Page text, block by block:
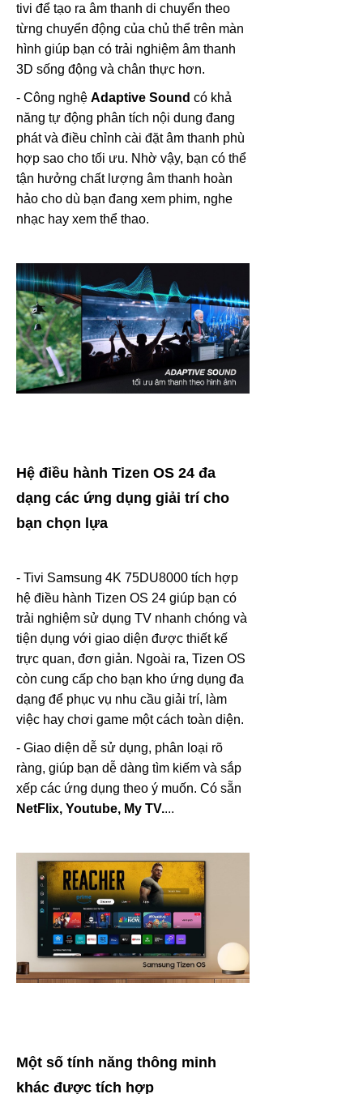
tivi để tạo ra âm thanh di chuyển theo
từng chuyển động của chủ thể trên màn
hình giúp bạn có trải nghiệm âm thanh
3D sống động và chân thực hơn.
- Công nghệ Adaptive Sound có khả
năng tự động phân tích nội dung đang
phát và điều chỉnh cài đặt âm thanh phù
hợp sao cho tối ưu. Nhờ vậy, bạn có thể
tận hưởng chất lượng âm thanh hoàn
hảo cho dù bạn đang xem phim, nghe
nhạc hay xem thể thao.
Hệ điều hành Tizen OS 24 đa
dạng các ứng dụng giải trí cho
bạn chọn lựa
- Tivi Samsung 4K 75DU8000 tích hợp
hệ điều hành Tizen OS 24 giúp bạn có
trải nghiệm sử dụng TV nhanh chóng và
tiện dụng với giao diện được thiết kế
trực quan, đơn giản. Ngoài ra, Tizen OS
còn cung cấp cho bạn kho ứng dụng đa
dạng để phục vụ nhu cầu giải trí, làm
việc hay chơi game một cách toàn diện.
- Giao diện dễ sử dụng, phân loại rõ
ràng, giúp bạn dễ dàng tìm kiếm và sắp
xếp các ứng dụng theo ý muốn. Có sẵn
NetFlix, Youtube, My TV....
Một số tính năng thông minh
khác được tích hợp